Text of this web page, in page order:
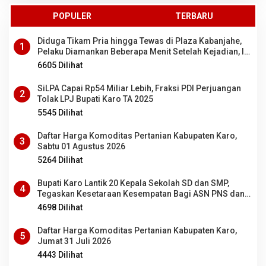
POPULER TERBARU
1
Diduga Tikam Pria hingga Tewas di Plaza Kabanjahe,
Pelaku Diamankan Beberapa Menit Setelah Kejadian, Ini
Motifnya
6605 Dilihat
2
SiLPA Capai Rp54 Miliar Lebih, Fraksi PDI Perjuangan
Tolak LPJ Bupati Karo TA 2025
5545 Dilihat
3
Daftar Harga Komoditas Pertanian Kabupaten Karo,
Sabtu 01 Agustus 2026
5264 Dilihat
4
Bupati Karo Lantik 20 Kepala Sekolah SD dan SMP,
Tegaskan Kesetaraan Kesempatan Bagi ASN PNS dan
PPPK
4698 Dilihat
5
Daftar Harga Komoditas Pertanian Kabupaten Karo,
Jumat 31 Juli 2026
4443 Dilihat